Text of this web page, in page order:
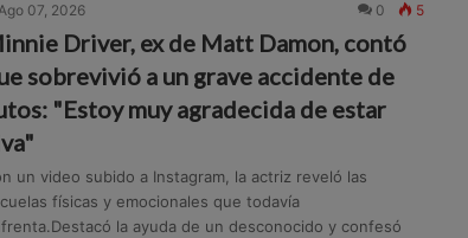
07, 2026 0 5
Driver, ex de Matt Damon, contó
sobrevivió a un grave accidente de
"Estoy muy agradecida de estar
un video subido a Instagram, la actriz reveló las
físicas y emocionales que todavía
la ayuda de un desconocido y confesó